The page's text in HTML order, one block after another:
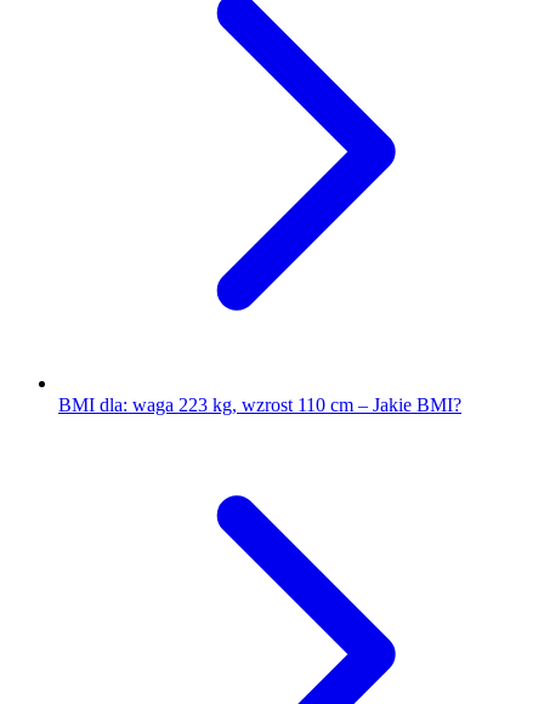
BMI dla: waga 223 kg, wzrost 110 cm – Jakie BMI?